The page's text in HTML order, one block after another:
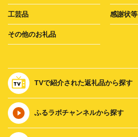
工芸品 感謝状等
その他のお礼品
TVで紹介された返礼品から探す
ふるラボチャンネルから探す